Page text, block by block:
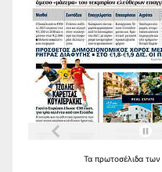
Τα πρωτοσέλιδα των